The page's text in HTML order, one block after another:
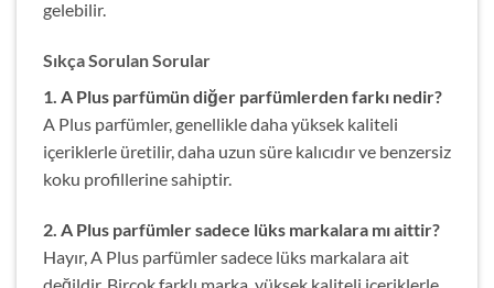
gelebilir.
Sıkça Sorulan Sorular
1. A Plus parfümün diğer parfümlerden farkı nedir?
A Plus parfümler, genellikle daha yüksek kaliteli
içeriklerle üretilir, daha uzun süre kalıcıdır ve benzersiz
koku profillerine sahiptir.
2. A Plus parfümler sadece lüks markalara mı aittir?
Hayır, A Plus parfümler sadece lüks markalara ait